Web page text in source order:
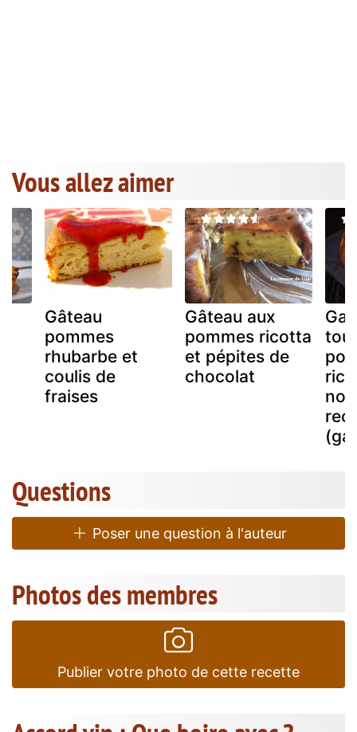
Vous allez aimer
Gâteau
pommes
rhubarbe et
coulis de
fraises
Gâteau aux
pommes ricotta
et pépites de
chocolat
Questions
Poser une question à l'auteur
Photos des membres
Publier votre photo de cette recette